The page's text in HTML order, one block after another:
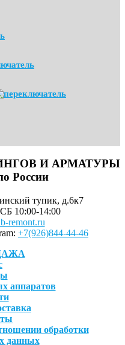
И АРМАТУРЫ
России
тупик, д.6к7
10:00-14:00
remont.ru
+7(926)844-44-46
аппаратов
обработки
данных